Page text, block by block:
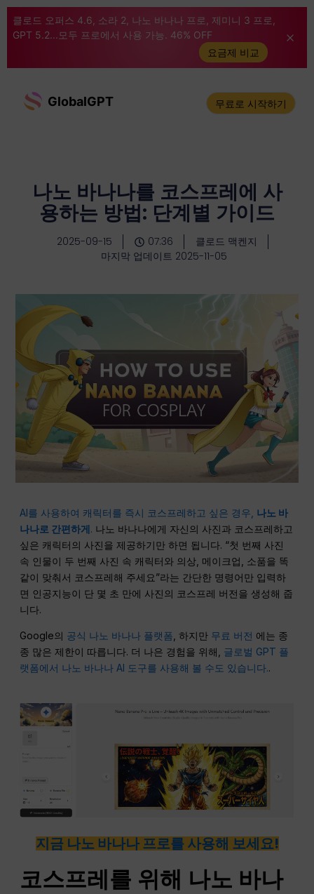
클로드 오퍼스 4.6, 소라 2, 나노 바나나 프로, 제미니 3 프로,
GPT 5.2...모두 프로에서 사용 가능. 46% OFF
요금제 비교
GlobalGPT 무료로 시작하기
나노 바나나를 코스프레에 사
용하는 방법: 단계별 가이드
2025-09-15 07:36
클로드 맥켄지
마지막 업데이트 2025-11-05
AI를 사용하여 캐릭터를 즉시 코스프레하고 싶은 경우, 나노 바
나나로 간편하게. 나노 바나나에게 자신의 사진과 코스프레하고
싶은 캐릭터의 사진을 제공하기만 하면 됩니다. “첫 번째 사진
속 인물이 두 번째 사진 속 캐릭터와 의상, 메이크업, 소품을 똑
같이 맞춰서 코스프레해 주세요”라는 간단한 명령어만 입력하
면 인공지능이 단 몇 초 만에 사진의 코스프레 버전을 생성해 줍
니다.
Google의 공식 나노 바나나 플랫폼 , 하지만 무료 버전 에는 종
종 많은 제한이 따릅니다. 더 나은 경험을 위해, 글로벌 GPT 플
랫폼에서 나노 바나나 AI 도구를 사용해 볼 수도 있습니다..
지금 나노 바나나 프로를 사용해 보세요!
코스프레를 위해 나노 바나